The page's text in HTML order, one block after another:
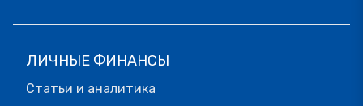
ЛИЧНЫЕ ФИНАНСЫ
Статьи и аналитика